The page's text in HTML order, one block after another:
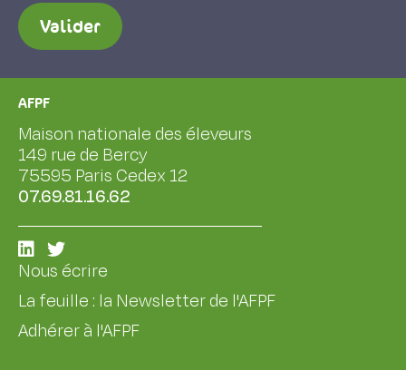
Valider
AFPF
Maison nationale des éleveurs
149 rue de Bercy
75595 Paris Cedex 12
07.69.81.16.62
Nous écrire
La feuille : la Newsletter de l'AFPF
Adhérer à l'AFPF